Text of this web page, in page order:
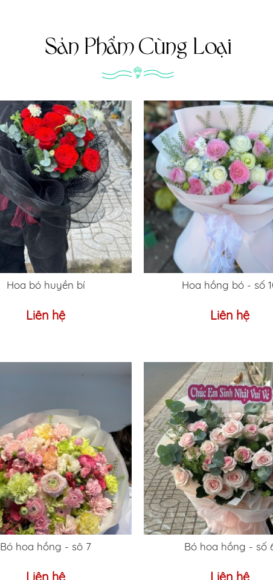
Sản Phẩm Cùng Loại
Hoa bó huyền bí
Liên hệ
Hoa hồng bó - số
Liên hệ
Bó hoa hồng - sô 7
Liên hệ
Bó hoa hồng - số
Liên hệ